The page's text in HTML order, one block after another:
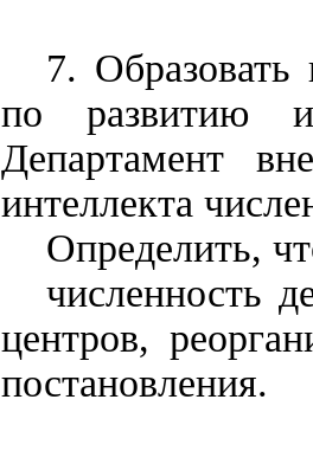
7. Образовать
по развитию
Департамент
интеллекта
Определить,
численность
центров,
постановления.